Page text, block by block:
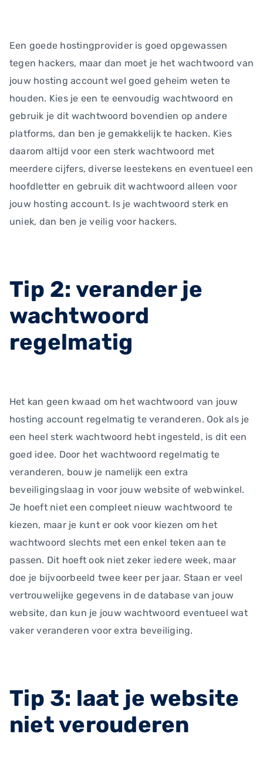
Een goede hostingprovider is goed opgewassen
tegen hackers, maar dan moet je het wachtwoord van
jouw hosting account wel goed geheim weten te
houden. Kies je een te eenvoudig wachtwoord en
gebruik je dit wachtwoord bovendien op andere
platforms, dan ben je gemakkelijk te hacken. Kies
daarom altijd voor een sterk wachtwoord met
meerdere cijfers, diverse leestekens en eventueel een
hoofdletter en gebruik dit wachtwoord alleen voor
jouw hosting account. Is je wachtwoord sterk en
uniek, dan ben je veilig voor hackers.
Tip 2: verander je
wachtwoord
regelmatig
Het kan geen kwaad om het wachtwoord van jouw
hosting account regelmatig te veranderen. Ook als je
een heel sterk wachtwoord hebt ingesteld, is dit een
goed idee. Door het wachtwoord regelmatig te
veranderen, bouw je namelijk een extra
beveiligingslaag in voor jouw website of webwinkel.
Je hoeft niet een compleet nieuw wachtwoord te
kiezen, maar je kunt er ook voor kiezen om het
wachtwoord slechts met een enkel teken aan te
passen. Dit hoeft ook niet zeker iedere week, maar
doe je bijvoorbeeld twee keer per jaar. Staan er veel
vertrouwelijke gegevens in de database van jouw
website, dan kun je jouw wachtwoord eventueel wat
vaker veranderen voor extra beveiliging.
Tip 3: laat je website
niet verouderen